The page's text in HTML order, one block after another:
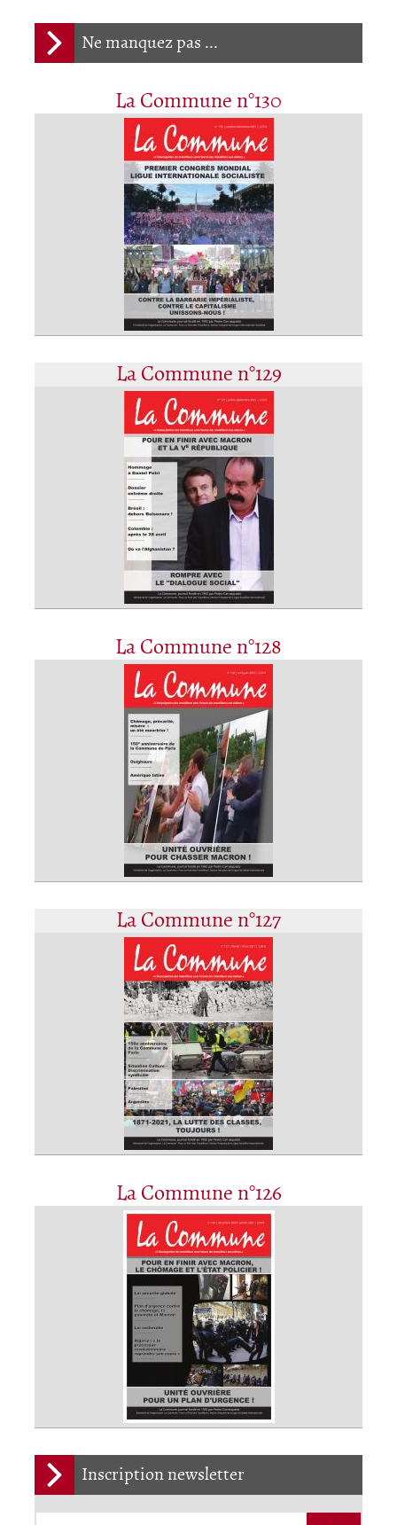
Ne manquez pas ...
La Commune n°130
La Commune n°129
La Commune n°128
La Commune n°127
La Commune n°126
Inscription newsletter